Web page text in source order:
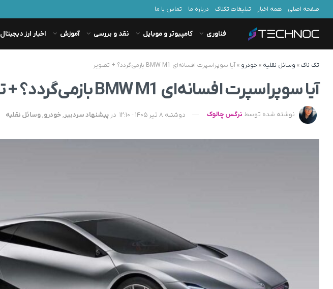
صفحه اصلی همه اخبار تبلیغات تکناک درباره ما تماس با ما
فناوری کامپیوتر و موبایل نقد و بررسی آموزش اخبار ارز دیجیتال
تک ناک» وسائل نقلیه » خودرو » آیا سوپراسپرت افسانه‌ای BMW M1 بازمی‌گردد؟ + تصویر
آیا سوپراسپرت افسانه‌ای BMW M1 بازمی‌گردد؟ + تصویر
نوشته شده توسط نرگس چالوک دوشنبه 8 تیر 1405 - 12:10 در پیشنهاد سردبیر,خودرو,وسائل نقلیه